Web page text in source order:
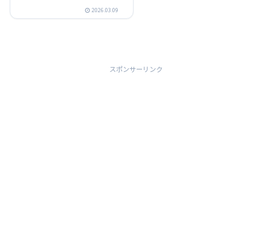
2026.03.09
スポンサーリンク